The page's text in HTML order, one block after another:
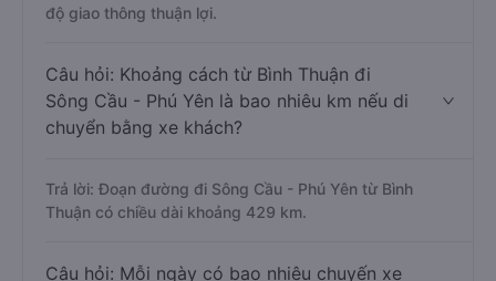
Thuận đi Sông Cầu - Phú Yên khoảng 7 tiếng, nếu mật
độ giao thông thuận lợi.
Sông Cầu - Phú Yên là bao nhiêu km nếu di
chuyển bằng xe khách?
Trả lời: Đoạn đường đi Sông Cầu - Phú Yên từ Bình